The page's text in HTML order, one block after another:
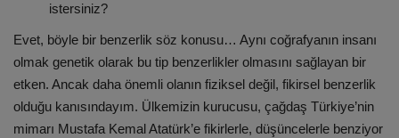
istersiniz?
Evet, böyle bir benzerlik söz konusu… Aynı coğrafyanın insanı
olmak genetik olarak bu tip benzerlikler olmasını sağlayan bir
etken. Ancak daha önemli olanın fiziksel değil, fikirsel benzerlik
olduğu kanısındayım. Ülkemizin kurucusu, çağdaş Türkiye’nin
mimarı Mustafa Kemal Atatürk’e fikirlerle, düşüncelerle benziyor